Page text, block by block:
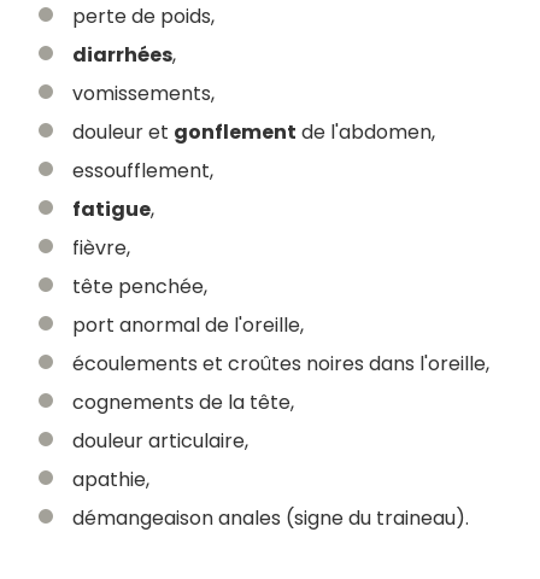
perte de poids,
diarrhées,
vomissements,
douleur et gonflement de l'abdomen,
essoufflement,
fatigue,
fièvre,
tête penchée,
port anormal de l'oreille,
écoulements et croûtes noires dans l'oreille,
cognements de la tête,
douleur articulaire,
apathie,
démangeaison anales (signe du traineau).